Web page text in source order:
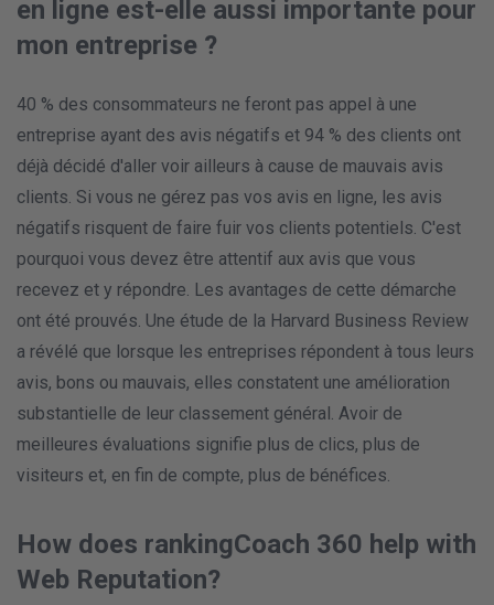
en ligne est-elle aussi importante pour
mon entreprise ?
40 % des consommateurs ne feront pas appel à une
entreprise ayant des avis négatifs et 94 % des clients ont
déjà décidé d'aller voir ailleurs à cause de mauvais avis
clients. Si vous ne gérez pas vos avis en ligne, les avis
négatifs risquent de faire fuir vos clients potentiels. C'est
pourquoi vous devez être attentif aux avis que vous
recevez et y répondre. Les avantages de cette démarche
ont été prouvés. Une étude de la Harvard Business Review
a révélé que lorsque les entreprises répondent à tous leurs
avis, bons ou mauvais, elles constatent une amélioration
substantielle de leur classement général. Avoir de
meilleures évaluations signifie plus de clics, plus de
visiteurs et, en fin de compte, plus de bénéfices.
How does rankingCoach 360 help with
Web Reputation?